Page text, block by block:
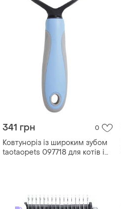
341 грн 0
Ковтуноріз із широким зубом
taotaopets 097718 для котів і